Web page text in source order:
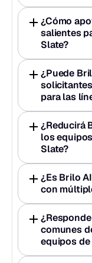
¿Cómo
salientes
Slate?
¿Puede
para las
¿Reducirá
los
Slate?
¿Es Brilo
con
comunes
equipos